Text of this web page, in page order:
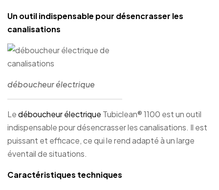
Un outil indispensable pour désencrasser les
canalisations
déboucheur électrique
Ledéboucheur électrique Tubiclean® 1100 est un outil
indispensable pour désencrasser les canalisations. Il est
puissant et efficace, ce qui le rend adapté à un large
éventail de situations.
Caractéristiques techniques